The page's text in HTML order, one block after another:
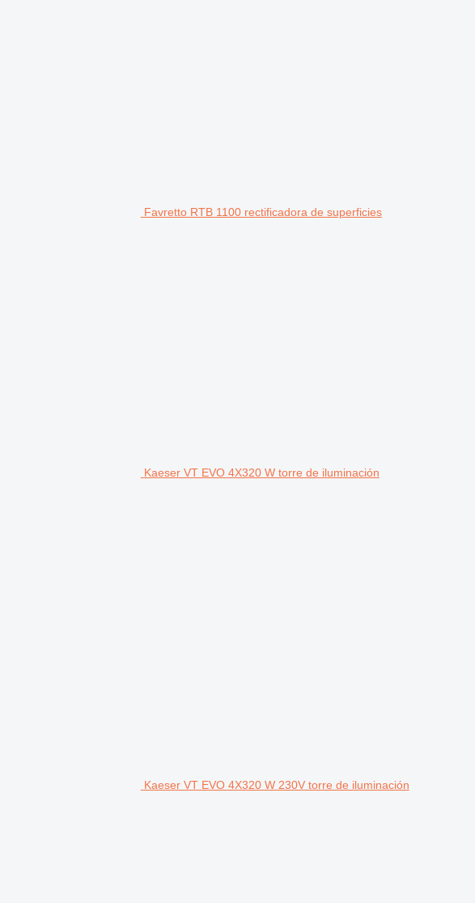
Favretto RTB 1100 rectificadora de superficies
Kaeser VT EVO 4X320 W torre de iluminación
Kaeser VT EVO 4X320 W 230V torre de iluminación